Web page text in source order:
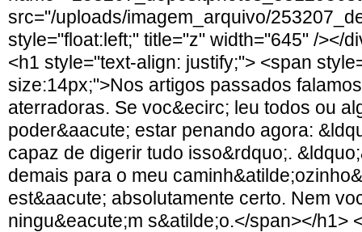
src="/uploads/imagem_arquivo/
style="float:left;" title="z" width="645" /></
<h1 style="text-align: justify;"> <span
size:14px;">Nos artigos passados
aterradoras. Se voc&ecirc; leu todos ou
poder&aacute; estar penando agora:
capaz de digerir tudo isso&rdquo;.
demais para o meu
est&aacute; absolutamente certo. Nem
ningu&eacute;m s&atilde;o.</span></h1>